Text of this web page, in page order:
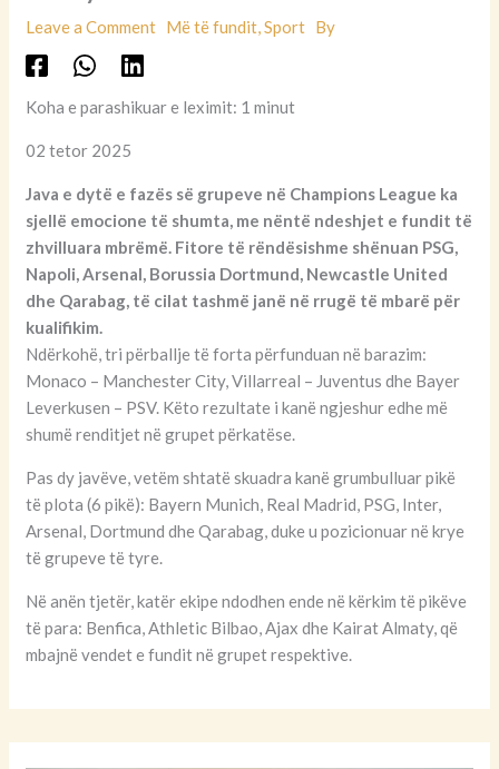
Leave a Comment Më të fundit,Sport By
Koha e parashikuar e leximit: 1 minut
02 tetor 2025
Java e dytë e fazës së grupeve në Champions League ka
sjellë emocione të shumta, me nëntë ndeshjet e fundit të
zhvilluara mbrëmë. Fitore të rëndësishme shënuan PSG,
Napoli, Arsenal, Borussia Dortmund, Newcastle United
dhe Qarabag, të cilat tashmë janë në rrugë të mbarë për
kualifikim.
Ndërkohë, tri përballje të forta përfunduan në barazim:
Monaco – Manchester City, Villarreal – Juventus dhe Bayer
Leverkusen – PSV. Këto rezultate i kanë ngjeshur edhe më
shumë renditjet në grupet përkatëse.
Pas dy javëve, vetëm shtatë skuadra kanë grumbulluar pikë
të plota (6 pikë): Bayern Munich, Real Madrid, PSG, Inter,
Arsenal, Dortmund dhe Qarabag, duke u pozicionuar në krye
të grupeve të tyre.
Në anën tjetër, katër ekipe ndodhen ende në kërkim të pikëve
të para: Benfica, Athletic Bilbao, Ajax dhe Kairat Almaty, që
mbajnë vendet e fundit në grupet respektive.